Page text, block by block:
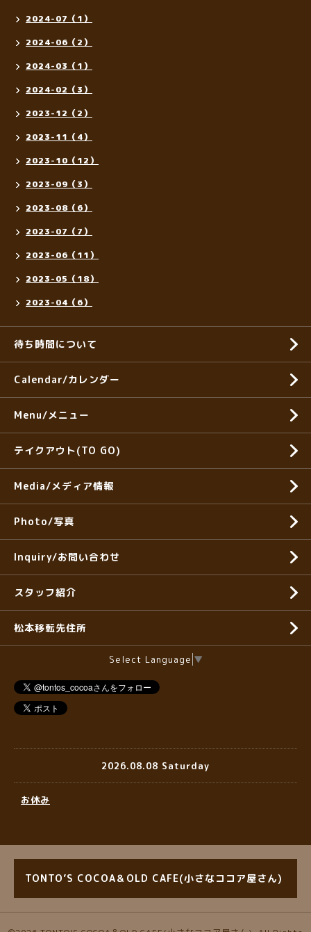
2024-07（1）
2024-06（2）
2024-03（1）
2024-02（3）
2023-12（2）
2023-11（4）
2023-10（12）
2023-09（3）
2023-08（6）
2023-07（7）
2023-06（11）
2023-05（18）
2023-04（6）
待ち時間について
Calendar/カレンダー
Menu/メニュー
テイクアウト(TO GO)
Media/メディア情報
Photo/写真
Inquiry/お問い合わせ
スタッフ紹介
松本移転先住所
Select Language ▼
2026.08.08 Saturday
お休み
TONTO’S COCOA＆OLD CAFE(小さなココア屋さん)